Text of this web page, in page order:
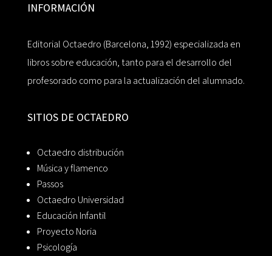
INFORMACIÓN
Editorial Octaedro (Barcelona, 1992) especializada en
libros sobre educación, tanto para el desarrollo del
profesorado como para la actualización del alumnado.
SITIOS DE OCTAEDRO
Octaedro distribución
Música y flamenco
Passos
Octaedro Universidad
Educación Infantil
Proyecto Noria
Psicología